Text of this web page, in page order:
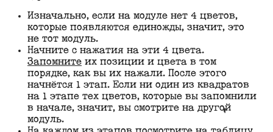
Изначально, если на модуле нет 4 цветов,
которые появляются единожды, значит, это
не тот модуль.
Начните с нажатия на эти 4 цвета.
Запомните их позиции и цвета в том
порядке, как вы их нажали. После этого
начнётся 1 этап. Если ни один из квадратов
на 1 этапе тех цветов, которые вы запомнили
в начале, значит, вы смотрите на другой
модуль.